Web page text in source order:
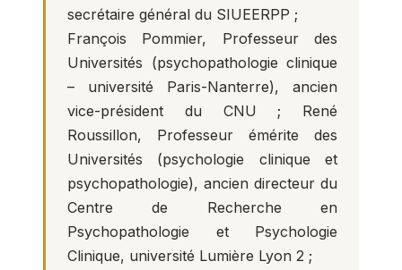
secrétaire général du SIUEERPP ;
François Pommier, Professeur des
Universités (psychopathologie clinique
– université Paris-Nanterre), ancien
vice-président du CNU ; René
Roussillon, Professeur émérite des
Universités (psychologie clinique et
psychopathologie), ancien directeur du
Centre de Recherche en
Psychopathologie et Psychologie
Clinique, université Lumière Lyon 2 ;